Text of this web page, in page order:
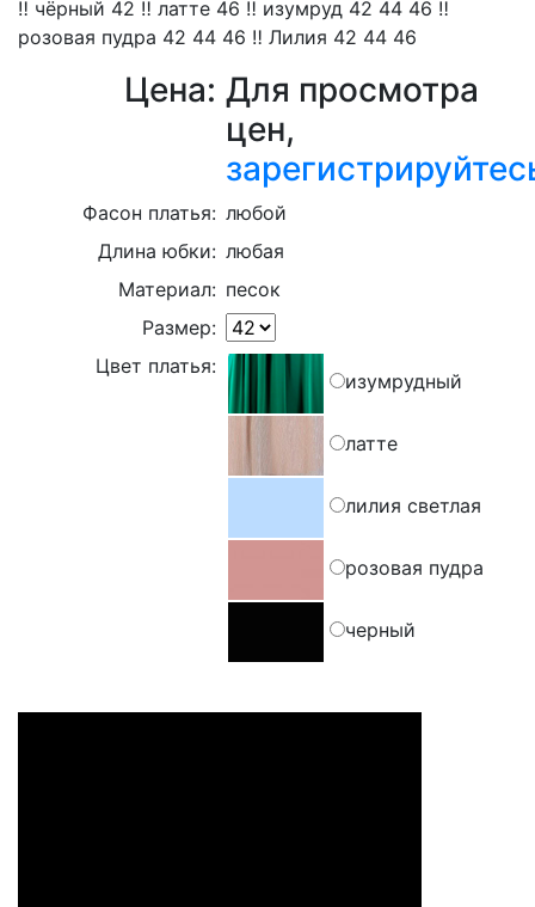
‼️ чёрный 42 ‼️ латте 46 ‼️ изумруд 42 44 46 ‼️
розовая пудра 42 44 46 ‼️ Лилия 42 44 46
Цена: Для просмотра
цен,
Фасон платья: любой
Длина юбки: любая
Материал: песок
Размер:
Цвет платья:
изумрудный
латте
лилия светлая
розовая пудра
черный